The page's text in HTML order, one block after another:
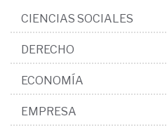
CIENCIAS SOCIALES
DERECHO
ECONOMÍA
EMPRESA